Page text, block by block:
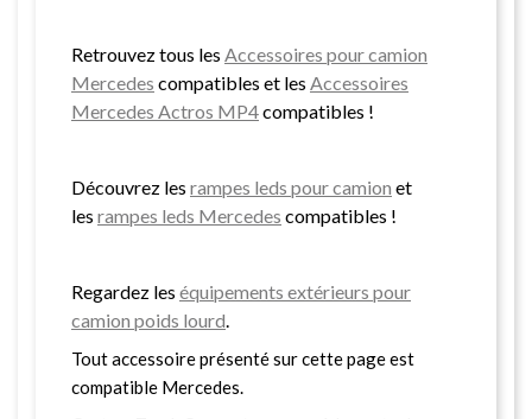
Retrouvez tous les Accessoires pour camion
Mercedes compatibles et les Accessoires
Mercedes Actros MP4compatibles !
Découvrez les rampes leds pour camion et
les rampes leds Mercedes compatibles !
Regardez les équipements extérieurs pour
camion poids lourd.
Tout accessoire présenté sur cette page est
compatible Mercedes.